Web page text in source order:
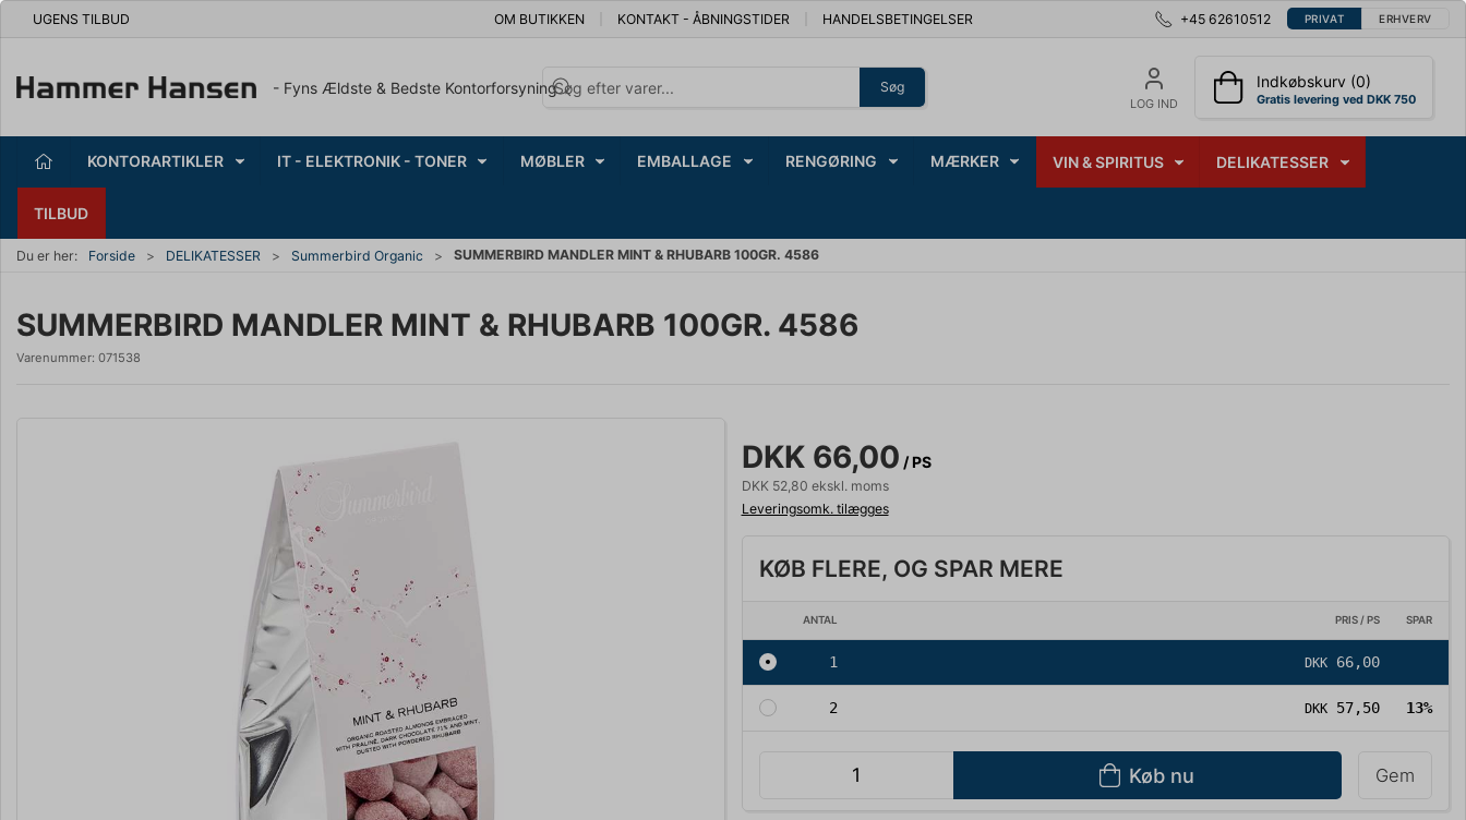
UGENS TILBUD OM BUTIKKEN KONTAKT - ÅBNINGSTIDER HANDELSBETINGELSER +45 62610512 PRIVAT ERHVERV
- Fyns Ældste & Bedste Kontorforsyning Søg
LOG IND
Indkøbskurv (0)
Gratis levering ved DKK 750
KONTORARTIKLER IT - ELEKTRONIK - TONER MØBLER EMBALLAGE RENGØRING MÆRKER VIN & SPIRITUS DELIKATESSER
TILBUD
Du er her: Forside DELIKATESSER Summerbird Organic SUMMERBIRD MANDLER MINT & RHUBARB 100GR. 4586
SUMMERBIRD MANDLER MINT & RHUBARB 100GR. 4586
Varenummer: 071538
DKK 66,00 / PS
DKK 52,80 ekskl. moms
Leveringsomk. tilægges
KØB FLERE, OG SPAR MERE
ANTAL PRIS / PS SPAR
Køb nu Gem
1 DKK 66,00
2 DKK 57,50 13%